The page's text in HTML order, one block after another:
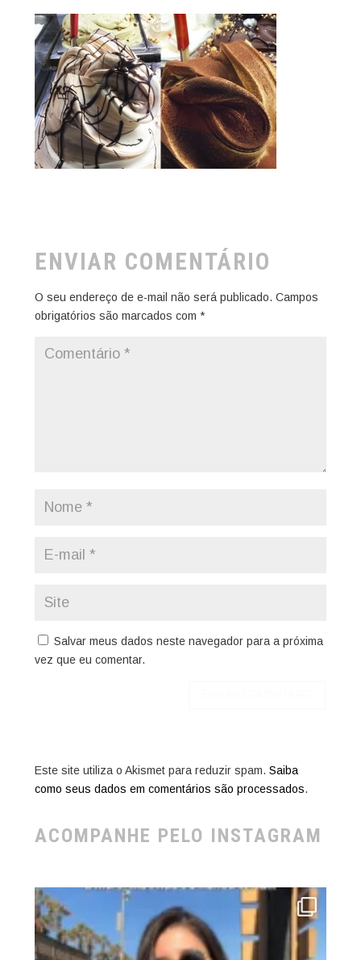
ENVIAR COMENTÁRIO
O seu endereço de e-mail não será publicado. Campos
obrigatórios são marcados com *
Salvar meus dados neste navegador para a próxima
vez que eu comentar.
Este site utiliza o Akismet para reduzir spam. Saiba
como seus dados em comentários são processados.
ACOMPANHE PELO INSTAGRAM